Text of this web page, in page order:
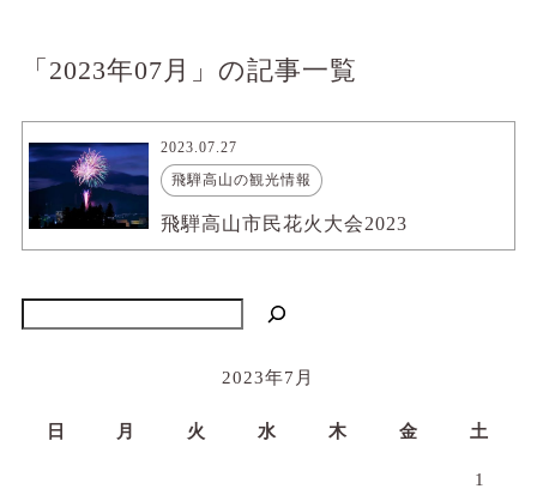
「2023年07月」の記事一覧
2023.07.27
飛騨高山の観光情報
飛騨高山市民花火大会2023
2023年7月
日 月 火 水 木 金 土
1